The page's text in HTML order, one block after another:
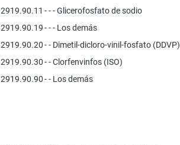
2919.90.11 - - - Glicerofosfato de sodio
2919.90.19- - - Los demás
2919.90.20- - Dimetil-dicloro-vinil-fosfato (DDVP)
2919.90.30- - Clorfenvinfos (ISO)
2919.90.90- - Los demás